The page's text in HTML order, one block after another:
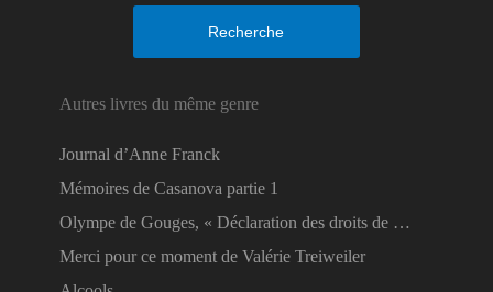
Recherche
Autres livres du même genre
Journal d’Anne Franck
Mémoires de Casanova partie 1
Olympe de Gouges, « Déclaration des droits de …
Merci pour ce moment de Valérie Treiweiler